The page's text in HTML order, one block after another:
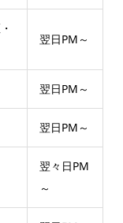
翌日PM～
翌日PM～
翌日PM～
翌々日PM
～